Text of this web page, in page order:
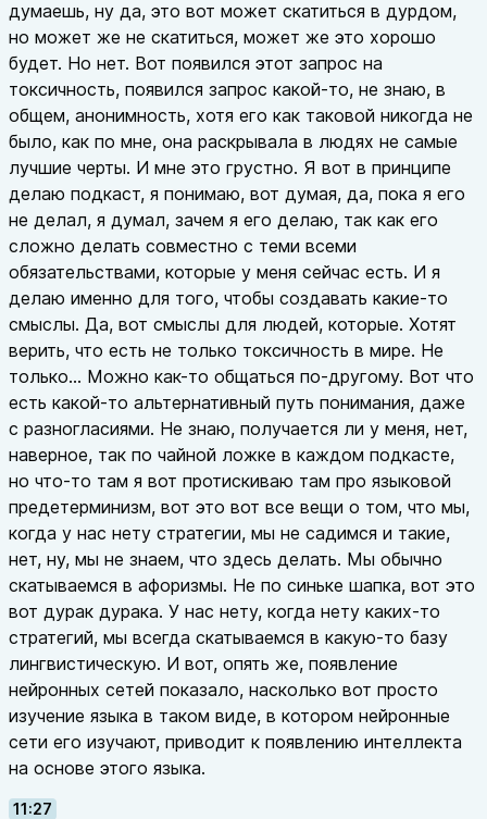
думаешь, ну да, это вот может скатиться в дурдом,
но может же не скатиться, может же это хорошо
будет. Но нет. Вот появился этот запрос на
токсичность, появился запрос какой-то, не знаю, в
общем, анонимность, хотя его как таковой никогда не
было, как по мне, она раскрывала в людях не самые
лучшие черты. И мне это грустно. Я вот в принципе
делаю подкаст, я понимаю, вот думая, да, пока я его
не делал, я думал, зачем я его делаю, так как его
сложно делать совместно с теми всеми
обязательствами, которые у меня сейчас есть. И я
делаю именно для того, чтобы создавать какие-то
смыслы. Да, вот смыслы для людей, которые. Хотят
верить, что есть не только токсичность в мире. Не
только... Можно как-то общаться по-другому. Вот что
есть какой-то альтернативный путь понимания, даже
с разногласиями. Не знаю, получается ли у меня, нет,
наверное, так по чайной ложке в каждом подкасте,
но что-то там я вот протискиваю там про языковой
предетерминизм, вот это вот все вещи о том, что мы,
когда у нас нету стратегии, мы не садимся и такие,
нет, ну, мы не знаем, что здесь делать. Мы обычно
скатываемся в афоризмы. Не по синьке шапка, вот это
вот дурак дурака. У нас нету, когда нету каких-то
стратегий, мы всегда скатываемся в какую-то базу
лингвистическую. И вот, опять же, появление
нейронных сетей показало, насколько вот просто
изучение языка в таком виде, в котором нейронные
сети его изучают, приводит к появлению интеллекта
на основе этого языка.
11:27